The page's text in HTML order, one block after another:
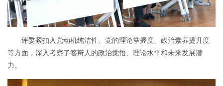
评委紧扣入党动机纯洁性、党的理论掌握度、政治素养提升度
等方面，深入考察了答辩人的政治觉悟、理论水平和未来发展潜
力。